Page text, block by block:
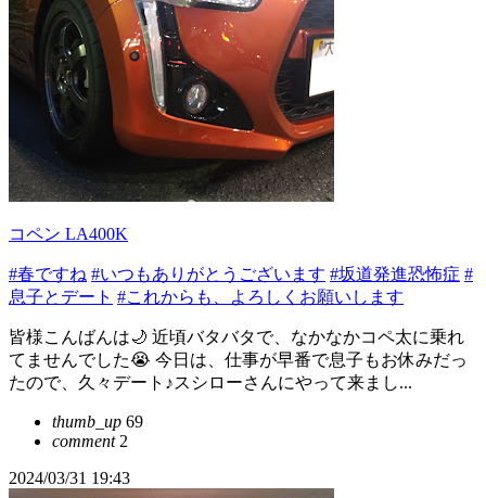
コペン LA400K
#春ですね #いつもありがとうございます #坂道発進恐怖症 #
息子とデート #これからも、よろしくお願いします
皆様こんばんは🌙 近頃バタバタで、なかなかコペ太に乗れ
てませんでした😭 今日は、仕事が早番で息子もお休みだっ
たので、久々デート♪スシローさんにやって来まし...
thumb_up 69
comment2
2024/03/31 19:43